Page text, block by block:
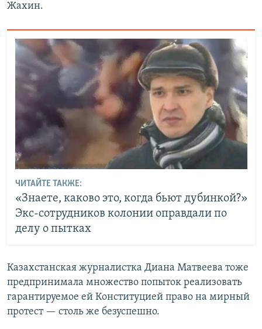
Жахин.
ЧИТАЙТЕ ТАКЖЕ:
«Знаете, каково это, когда бьют дубинкой?»
Экс-сотрудников колонии оправдали по
делу о пытках
Казахстанская журналистка Диана Матвеева тоже
предпринимала множество попыток реализовать
гарантируемое ей Конституцией право на мирный
протест — столь же безуспешно.